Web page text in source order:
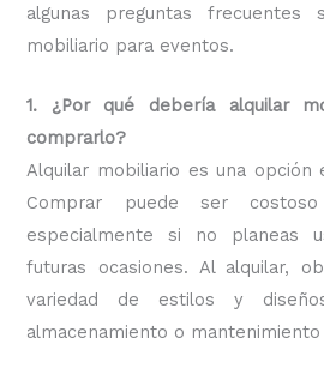
algunas preguntas
mobiliario para eventos.
1. ¿Por qué debería alquilar
comprarlo?
Alquilar mobiliario es una opción
Comprar puede ser
especialmente si no planeas
futuras ocasiones. Al alquilar,
variedad de estilos y
almacenamiento o